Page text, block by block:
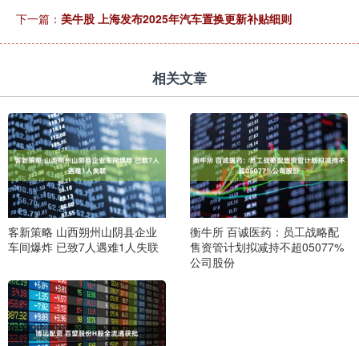
下一篇： 美牛股 上海发布2025年汽车置换更新补贴细则
相关文章
客新策略 山西朔州山阴县企业
车间爆炸 已致7人遇难1人失联
衡牛所 百诚医药：员工战略配
售资管计划拟减持不超05077%
公司股份